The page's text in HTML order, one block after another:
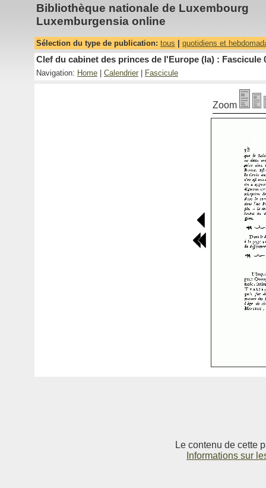
Bibliothèque nationale de Luxembourg
Luxemburgensia online
Sélection du type de publication: tous quotidiens et
Clef du cabinet des princes de l'Europe (la) : Fascicule
Navigation: Home Calendrier Fascicule
Zoom
Le contenu de cette
Informations sur